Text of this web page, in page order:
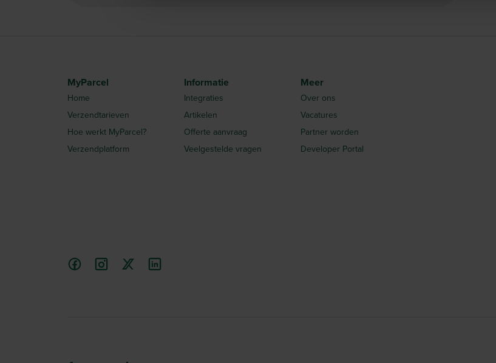
MyParcel
Home
Verzendtarieven
Hoe werkt MyParcel?
Verzendplatform
Informatie
Integraties
Artikelen
Offerte aanvraag
Veelgestelde vragen
Meer
Over ons
Vacatures
Partner worden
Developer Portal